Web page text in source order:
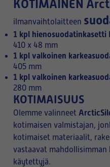
KOTIMAINEN
ilmanvaihtolaitteen
1 kpl hienosuodatinkasetti
410 x 48 mm
1 kpl valkoinen
405 mm
1 kpl valkoinen
280 mm
KOTIMAISUUS
Olemme valinneet
kotimaisen valmistajan,
kotimaiset materiaalit,
vastaavat mahdollisimman
käytettyjä.